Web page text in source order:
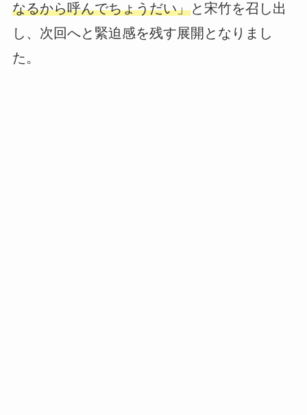
なるから呼んでちょうだい」と宋竹を召し出
し、次回へと緊迫感を残す展開となりまし
た。